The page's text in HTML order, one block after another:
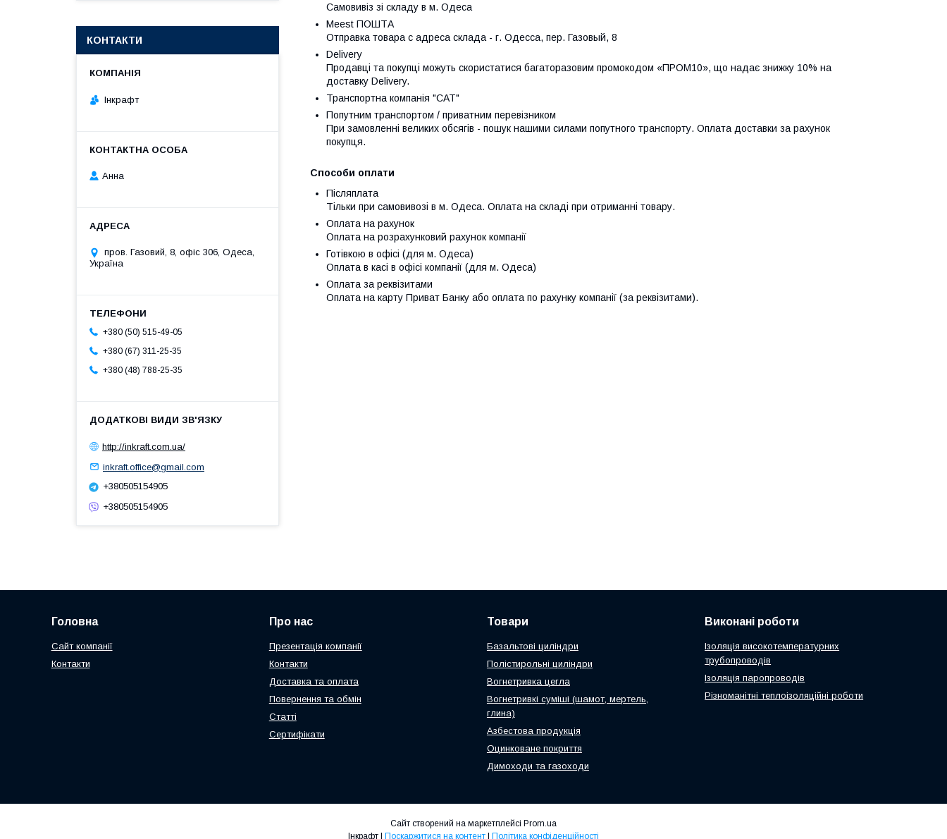
Самовивіз зі складу в м. Одеса
Meest ПОШТА
Отправка товара с адреса склада - г. Одесса, пер. Газовый, 8
Delivery
Продавці та покупці можуть скористатися багаторазовим промокодом «ПРОМ10», що надає знижку 10% на
доставку Delivery.
Транспортна компанія "САТ"
Попутним транспортом / приватним перевізником
При замовленні великих обсягів - пошук нашими силами попутного транспорту. Оплата доставки за рахунок
покупця.
Способи оплати
Післяплата
Тільки при самовивозі в м. Одеса. Оплата на складі при отриманні товару.
Оплата на рахунок
Оплата на розрахунковий рахунок компанії
Готівкою в офісі (для м. Одеса)
Оплата в касі в офісі компанії (для м. Одеса)
Оплата за реквізитами
Оплата на карту Приват Банку або оплата по рахунку компанії (за реквізитами).
КОНТАКТИ
Інкрафт
Анна
пров. Газовий, 8, офіс 306, Одеса,
Україна
+380 (50) 515-49-05
+380 (67) 311-25-35
+380 (48) 788-25-35
http://inkraft.com.ua/
inkraft.office@gmail.com
+380505154905
+380505154905
Головна
Сайт компанії
Контакти
Про нас
Презентація компанії
Контакти
Доставка та оплата
Повернення та обмін
Статті
Сертифікати
Товари
Базальтові циліндри
Полістирольні циліндри
Вогнетривка цегла
Вогнетривкі суміші (шамот, мертель,
глина)
Азбестова продукція
Оцинковане покриття
Димоходи та газоходи
Виконані роботи
Ізоляція високотемпературних
трубопроводів
Ізоляція паропроводів
Різноманітні теплоізоляційні роботи
Сайт створений на маркетплейсі Prom.ua
Поскаржитися на контент Політика конфіденційності